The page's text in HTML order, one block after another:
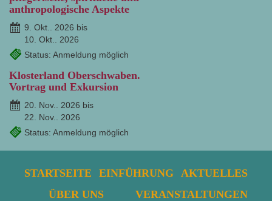
anthropologische Aspekte
9. Okt.. 2026 bis
10. Okt.. 2026
Status: Anmeldung möglich
Klosterland Oberschwaben.
Vortrag und Exkursion
20. Nov.. 2026 bis
22. Nov.. 2026
Status: Anmeldung möglich
STARTSEITE EINFÜHRUNG
AKTUELLES
ÜBER UNS
VERANSTALTUNGEN